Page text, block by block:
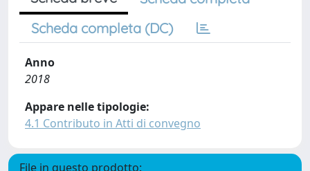
Scheda completa (DC)
Anno
2018
Appare nelle tipologie:
4.1 Contributo in Atti di convegno
File in questo prodotto: